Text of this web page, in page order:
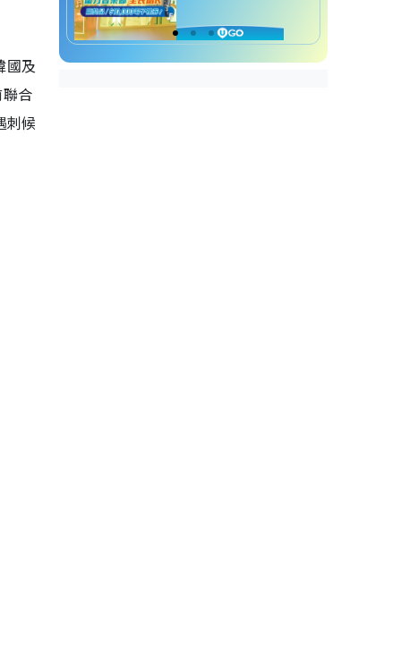
國及
合
刺候
製作團隊打造
暴風圈線上看｜演員角色陣容